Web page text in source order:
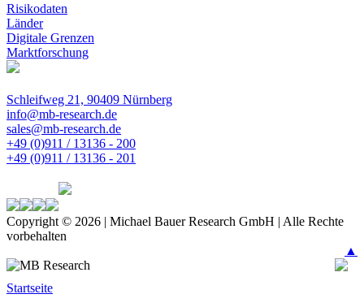
Risikodaten
Länder
Digitale Grenzen
Marktforschung
Schleifweg 21, 90409 Nürnberg
info@mb-research.de
sales@mb-research.de
+49 (0)911 / 13136 - 200
+49 (0)911 / 13136 - 201
Copyright © 2026 | Michael Bauer Research GmbH | Alle Rechte
vorbehalten
▲
Startseite